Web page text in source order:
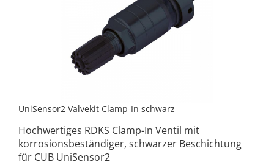
UniSensor2 Valvekit Clamp-In schwarz
Hochwertiges RDKS Clamp-In Ventil mit
korrosionsbeständiger, schwarzer Beschichtung
für CUB UniSensor2